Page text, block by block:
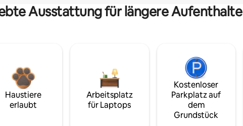
Ausstattung für längere Aufenthalte
Haustiere
erlaubt
Arbeitsplatz
für Laptops
Kostenloser
Parkplatz auf
dem
Grundstück